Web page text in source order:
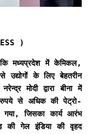
)
मध्यप्रदेश में केमिकल,
उद्योगों के लिए बेहतरीन
मोदी द्वारा बीना में
रुपये से अधिक की पेट्रो-
गया, जिसका कार्य आरंभ
की गेल इंडिया की वृहद